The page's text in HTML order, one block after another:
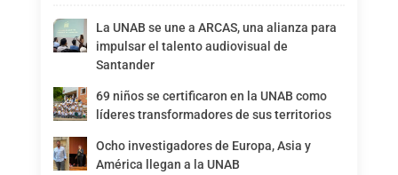
La UNAB se une a ARCAS, una alianza para
impulsar el talento audiovisual de
Santander
69 niños se certificaron en la UNAB como
líderes transformadores de sus territorios
Ocho investigadores de Europa, Asia y
América llegan a la UNAB